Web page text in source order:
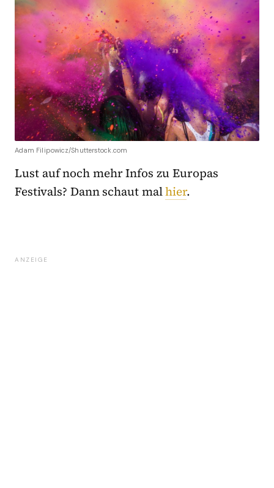
Adam Filipowicz/Shutterstock.com
Lust auf noch mehr Infos zu Europas
Festivals? Dann schaut malhier.
ANZEIGE